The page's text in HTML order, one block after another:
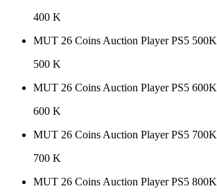
400 K
MUT 26 Coins Auction Player PS5 500K
500 K
MUT 26 Coins Auction Player PS5 600K
600 K
MUT 26 Coins Auction Player PS5 700K
700 K
MUT 26 Coins Auction Player PS5 800K